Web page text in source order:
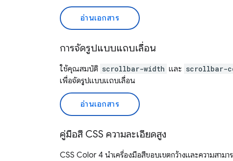
อ่านเอกสาร
การจัดรูปแบบแถบเลื่อน
ใช้คุณสมบัติ scrollbar-width และ scrollbar-
เพื่อจัดรูปแบบแถบเลื่อน
อ่านเอกสาร
คู่มือสี CSS ความละเอียดสูง
CSS Color 4 นำเครื่องมือสีขอบเขตกว้างและความสามา